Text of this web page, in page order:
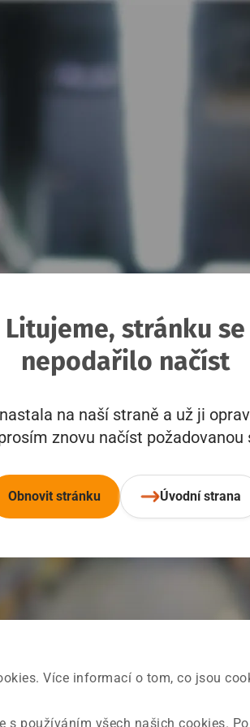
Více informací o tom, co jsou
s používáním všech našich cookies.
Litujeme, stránku se
nepodařilo načíst
na naší straně a už ji
znovu načíst požadovanou
Obnovit stránku Úvodní strana